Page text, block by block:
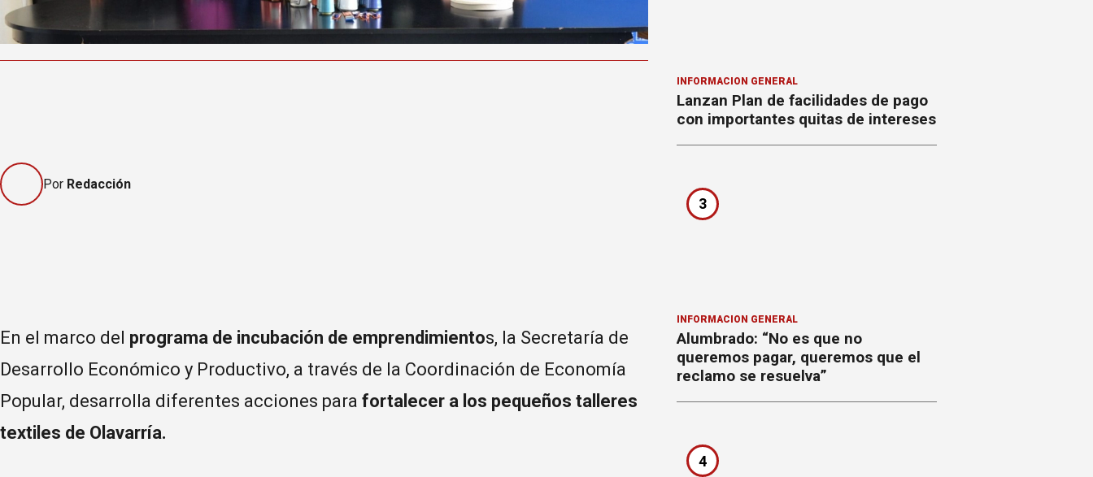
Por Redacción
En el marco del programa de incubación de emprendimientos, la Secretaría de
Desarrollo Económico y Productivo, a través de la Coordinación de Economía
Popular, desarrolla diferentes acciones para fortalecer a los pequeños talleres
textiles de Olavarría.
INFORMACION GENERAL
Lanzan Plan de facilidades de pago
con importantes quitas de intereses
3
INFORMACION GENERAL
Alumbrado: “No es que no
queremos pagar, queremos que el
reclamo se resuelva”
4